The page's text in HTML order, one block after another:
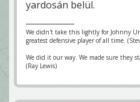
yardosán belül.
We didn't take this lightly for Johnny
greatest defensive player of all time.
We did it our way. We made sure they
(Ray Lewis)